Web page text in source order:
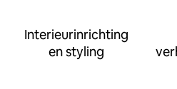
Interieurinrichting
en styling